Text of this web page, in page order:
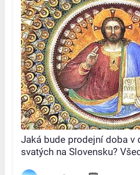
Jaká bude prodejní doba v
svatých na Slovensku?